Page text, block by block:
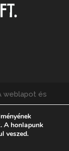
weblapot és
felelős kiadó:
A honlapunk
veszed.